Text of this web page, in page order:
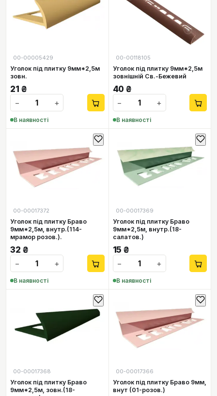
00-00005429
Уголок під плитку 9мм*2,5м
зовн.
21 ₴
−
+
В наявності
00-00118105
Уголок під плитку 9мм*2,5м
зовнішній Св.-Бежевий
40 ₴
−
+
В наявності
00-00017372
Уголок під плитку Браво
9мм*2,5м, внутр.(114-
мрамор розов.).
32 ₴
−
+
В наявності
00-00017369
Уголок під плитку Браво
9мм*2,5м, внутр.(18-
салатов.)
15 ₴
−
+
В наявності
00-00017368
Уголок під плитку Браво
9мм*2,5м, зовн.(18-
00-00017366
Уголок під плитку Браво 9мм,
внут (01-розов.)